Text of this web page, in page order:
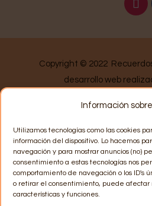
Información
Utilizamos tecnologías como las cookies
información del dispositivo. Lo hacemos
navegación y para mostrar anuncios (no)
consentimiento a estas tecnologías nos
comportamiento de navegación o los ID's
o retirar el consentimiento, puede
características y funciones.
Copyright © 2022
desarrollo web